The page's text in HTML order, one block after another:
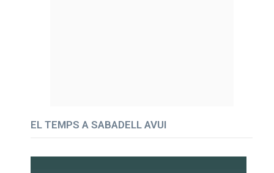
EL TEMPS A SABADELL AVUI